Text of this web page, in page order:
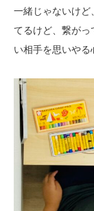
一緒じゃないけど
てるけど、繋が
い相手を思いやる